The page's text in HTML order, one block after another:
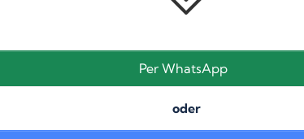
Per WhatsApp
oder